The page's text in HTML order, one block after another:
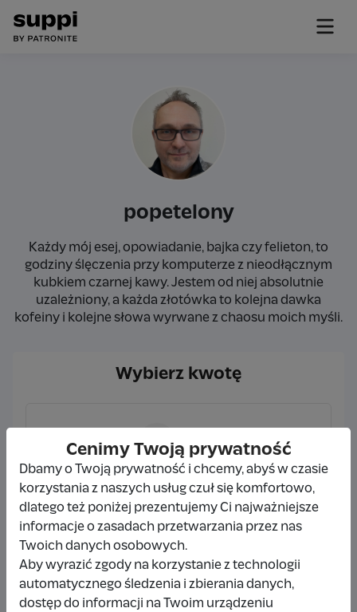
popetelony
Każdy mój esej, opowiadanie, bajka czy felieton, to
godziny ślęczenia przy komputerze z nieodłącznym
kubkiem czarnej kawy. Jestem od niej absolutnie
uzależniony, a każda złotówka to kolejna dawka
kofeiny i kolejne słowa wyrwane z chaosu moich myśli.
Wybierz kwotę
👋 5 zł
☕ 10 zł
Cenimy Twoją prywatność
Dbamy o Twoją prywatność i chcemy, abyś w czasie
korzystania z naszych usług czuł się komfortowo,
dlatego też poniżej prezentujemy Ci najważniejsze
informacje o zasadach przetwarzania przez nas
Twoich danych osobowych.
Aby wyrazić zgody na korzystanie z technologii
automatycznego śledzenia i zbierania danych,
dostęp do informacji na Twoim urządzeniu